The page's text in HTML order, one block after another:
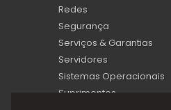
Redes
Segurança
Serviços & Garantias
Servidores
Sistemas Operacionais
Suprimentos